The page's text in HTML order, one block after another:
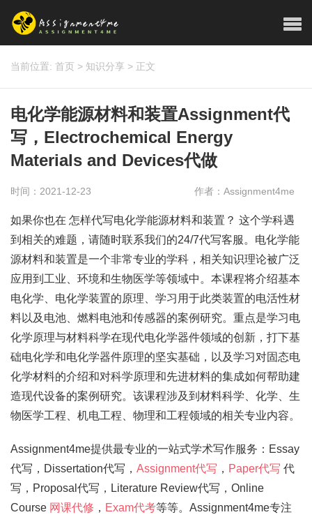
当前位置: 首页 > 知识分享 > 正文
电化学能源材料和装置Assignment代
写，Electrochemical Energy
Materials and Devices代做
时间：2021-12-23 作者：Assignment4me
如果你也在 怎样代写电化学能源材料和装置？ 这个学科遇
到相关的难题，请随时联系我们的24/7代写客服。电化学能
源材料和装置是一个非常专业的学科，相关知识理论被广泛
应用到工业、环境和生物医学等领域中。本课程将介绍基本
电化学、电化学装置的原理、学习用于此类装置的电活性材
料以及电池、燃料电池和传感器的案例研究。重点是学习电
化学原理与材料科学在现代电化学器件领域的创新，打下基
础电化学和电化学器件原理的坚实基础，以及学习对固态电
化学材料的介绍和对科学原理和先进材料的集成如何帮助建
造现代设备的案例研究。该课程涉及到材料科学、化学、生
物医学工程、机电工程、物理和工程领域的相关专业内容。
Assignment4me提供最专业的一站式学术写作服务：Essay
代写，Dissertation代写， Assignment代写 ， Paper代写 代
写，Proposal代写，Literature Review代写，Online
Course 网课代修 ， Exam代考等等。Assignment4me专注